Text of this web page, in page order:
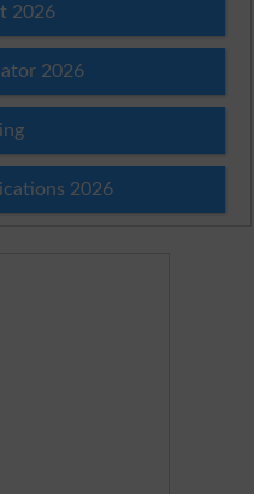
2026
2026
2026